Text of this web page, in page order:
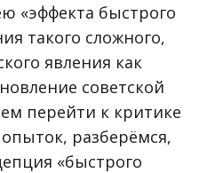
«эффекта быстрого
такого сложного,
явления как
советской
перейти к критике
разберёмся,
«быстрого